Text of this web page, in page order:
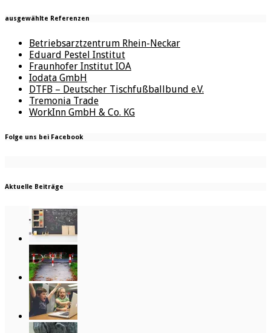
ausgewählte Referenzen
Betriebsarztzentrum Rhein-Neckar
Eduard Pestel Institut
Fraunhofer Institut IOA
Iodata GmbH
DTFB – Deutscher Tischfußballbund e.V.
Tremonia Trade
WorkInn GmbH & Co. KG
Folge uns bei Facebook
Aktuelle Beiträge